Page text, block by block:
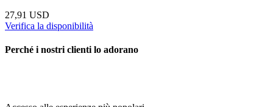
27,91 USD
Verifica la disponibilità
Perché i nostri clienti lo adorano